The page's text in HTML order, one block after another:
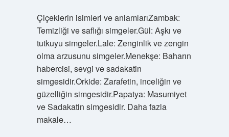
Çiçeklerin isimleri ve anlamlarıZambak:
Temizliği ve saflığı simgeler.Gül: Aşkı ve
tutkuyu simgeler.Lale: Zenginlik ve zengin
olma arzusunu simgeler.Menekşe: Baharın
habercisi, sevgi ve sadakatin
simgesidir.Orkide: Zarafetin, inceliğin ve
güzelliğin simgesidir.Papatya: Masumiyet
ve Sadakatin simgesidir. Daha fazla
makale…